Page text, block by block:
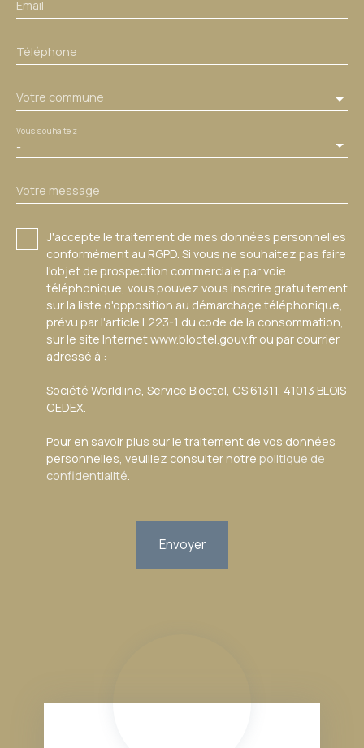
Email
Téléphone
Votre commune
-
Vous souhaitez
Votre message
J'accepte le traitement de mes données personnelles
conformément au RGPD. Si vous ne souhaitez pas faire
l'objet de prospection commerciale par voie
téléphonique, vous pouvez vous inscrire gratuitement
sur la liste d'opposition au démarchage téléphonique,
prévu par l'article L223-1 du code de la consommation,
sur le site Internet www.bloctel.gouv.fr ou par courrier
adressé à :
Société Worldline, Service Bloctel, CS 61311, 41013 BLOIS
CEDEX.
Pour en savoir plus sur le traitement de vos données
personnelles, veuillez consulter notre politique de
confidentialité
Envoyer